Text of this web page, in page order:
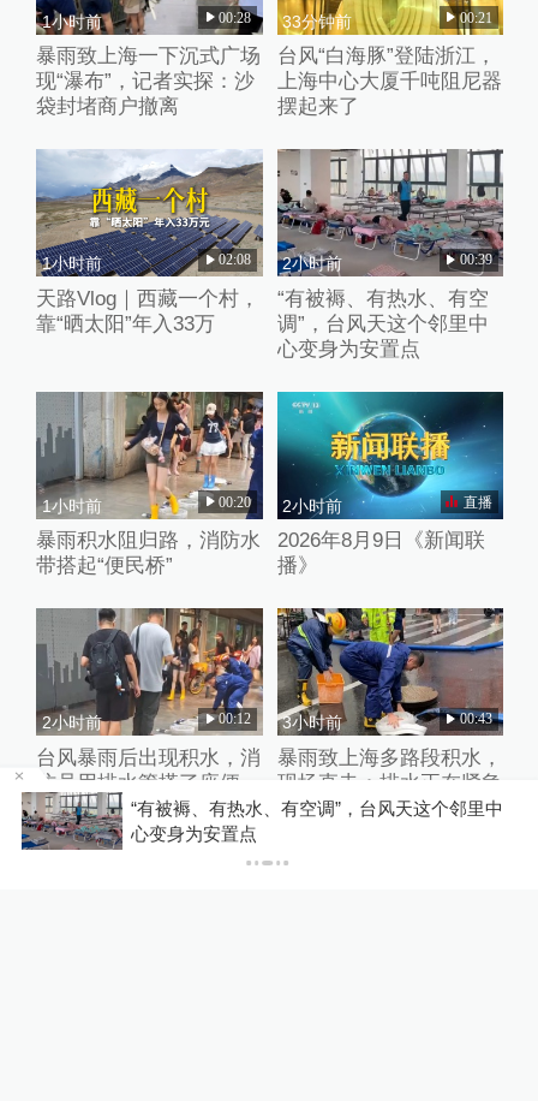
1小时前 00:28
暴雨致上海一下沉式广场
现“瀑布”，记者实探：沙
袋封堵商户撤离
33分钟前 00:21
台风“白海豚”登陆浙江，
上海中心大厦千吨阻尼器
摆起来了
1小时前 02:08
天路Vlog｜西藏一个村，
靠“晒太阳”年入33万
2小时前 00:39
“有被褥、有热水、有空
调”，台风天这个邻里中
心变身为安置点
1小时前 00:20
暴雨积水阻归路，消防水
带搭起“便民桥”
2小时前 直播
2026年8月9日《新闻联
播》
2小时前 00:12
台风暴雨后出现积水，消
防员用排水管搭了座便
民“水带桥”
3小时前 00:43
暴雨致上海多路段积水，
现场直击：排水正在紧急
进行中
“有被褥、有热水、有空调”，台风天这个邻里中
心变身为安置点